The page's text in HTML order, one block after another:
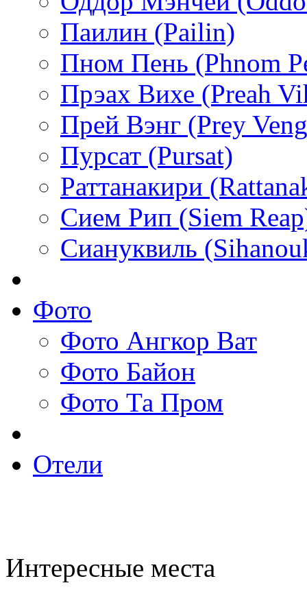
Паилин (Pailin)
Пном Пень (Phnom
Прэах Вихе (Preah
Прей Вэнг (Prey
Пурсат (Pursat)
Раттанакири
Сием Рип (Siem
Сиануквиль
Фото
Фото Ангкор Ват
Фото Байон
Фото Та Пром
Отели
Интересные места